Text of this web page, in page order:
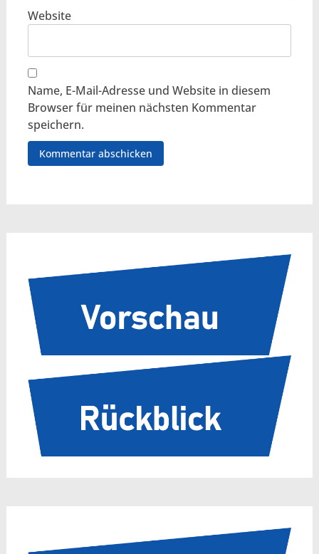
Website
Name, E-Mail-Adresse und Website in diesem
Browser für meinen nächsten Kommentar
speichern.